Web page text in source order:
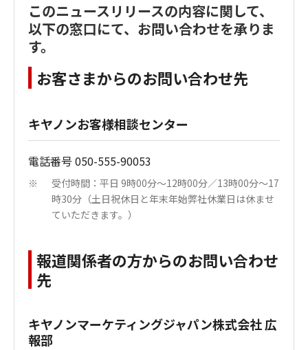
このニュースリリースの内容に関して、
以下の窓口にて、お問い合わせを承りま
す。
お客さまからのお問い合わせ先
キヤノンお客様相談センター
電話番号 050-555-90053
※
受付時間：平日 9時00分～12時00分／13時00分～17
時30分（土日祝休日と年末年始弊社休業日は休ませ
ていただきます。）
報道関係者の方からのお問い合わせ
先
キヤノンマーケティングジャパン株式会社 広
報部